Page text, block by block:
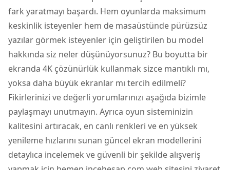
fark yaratmayı başardı. Hem oyunlarda maksimum
keskinlik isteyenler hem de masaüstünde pürüzsüz
yazılar görmek isteyenler için geliştirilen bu model
hakkında siz neler düşünüyorsunuz? Bu boyutta bir
ekranda 4K çözünürlük kullanmak sizce mantıklı mı,
yoksa daha büyük ekranlar mı tercih edilmeli?
Fikirlerinizi ve değerli yorumlarınızı aşağıda bizimle
paylaşmayı unutmayın. Ayrıca oyun sisteminizin
kalitesini artıracak, en canlı renkleri ve en yüksek
yenileme hızlarını sunan güncel ekran modellerini
detaylıca incelemek ve güvenli bir şekilde alışveriş